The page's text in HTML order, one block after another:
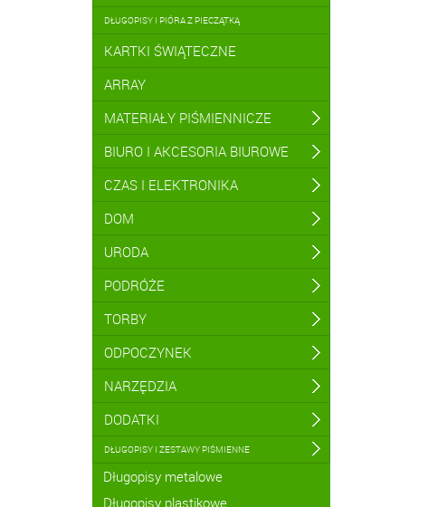
DŁUGOPISY I PIÓRA Z PIECZĄTKĄ
KARTKI ŚWIĄTECZNE
ARRAY
MATERIAŁY PIŚMIENNICZE
BIURO I AKCESORIA BIUROWE
CZAS I ELEKTRONIKA
DOM
URODA
PODRÓŻE
TORBY
ODPOCZYNEK
NARZĘDZIA
DODATKI
DŁUGOPISY I ZESTAWY PIŚMIENNE
Długopisy metalowe
Długopisy plastikowe